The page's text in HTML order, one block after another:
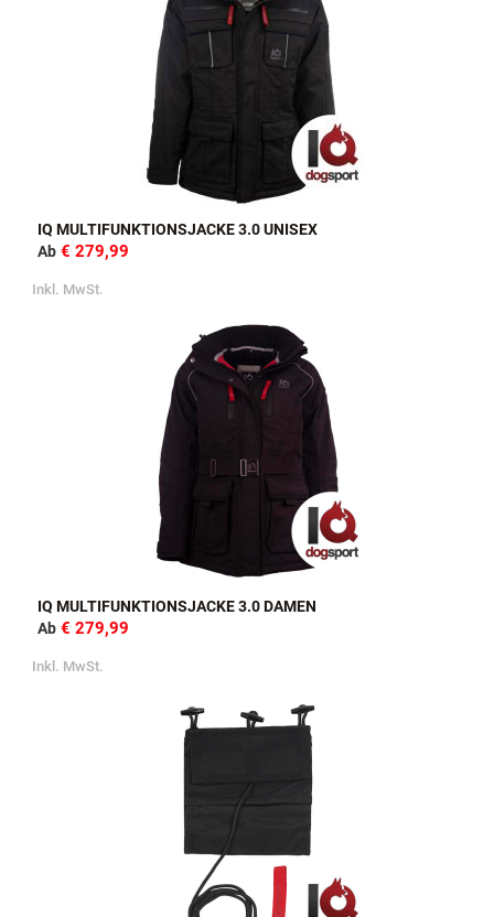
IQ MULTIFUNKTIONSJACKE 3.0 UNISEX
Ab € 279,99
Inkl. MwSt.
IQ MULTIFUNKTIONSJACKE 3.0 DAMEN
Ab € 279,99
Inkl. MwSt.